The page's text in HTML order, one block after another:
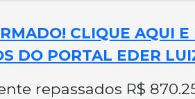
CLIQUE AQUI
DO PORTAL EDER
repassados R$